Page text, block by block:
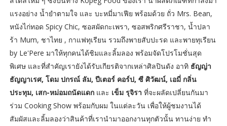
แรงอย่าง น้ำยำตามใจ และ บะหมี่มาเฟีย พร้อมด้วย ถั่ว Mrs. Bean,
หนังไก่ทอด Spicy Chic, ซอสผัดกะเพรา, ซอสพริกศรีราชา, น้ำปลา
ร้า Mum, ชาไทย , กาแฟทุเรียน รวมถึงพายสับปะรด และพายทุเรียน
by Le'Pere มาให้ทุกคนได้ชิมและลิ้มลอง พร้อมจัดโปรโมชั่นสุด
พิเศษ และที่สำคัญเรายังได้รับเกียรติจากเหล่าศิลปินดัง อาทิธัญญ่า
ธัญญาเรศ, โดม ปกรณ์ ลัม, ปีเตอร์ คอร์ป, ซี ศิวัฒน์, เอมี่ กลิ่น
ประทุม, เสก-หม่อมถนัดแดก และ เข็ม รุจิรา ที่จะผลัดเปลี่ยนกันมา
ร่วม Cooking Show พร้อมกับผม ในแต่ละวัน เพื่อให้ผู้ชมงานได้
สัมผัสและลิ้มลองว่าสินค้าที่เรานำมาออกงานทุกตัวนั้น ทานง่าย ทำ